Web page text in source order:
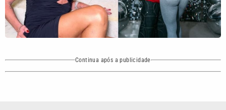
Continua após a publicidade